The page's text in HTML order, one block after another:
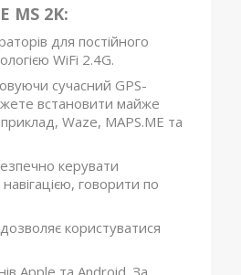
MS 2K:
для постійного
WiFi 2.4G.
сучасний GPS-
встановити майже
Waze, MAPS.ME та
керувати
говорити по
користуватися
Apple та Android. За